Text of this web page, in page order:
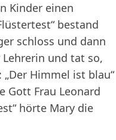
Kinder einen
bestand
schloss und dann
und tat so,
Himmel ist blau“
Gott Frau Leonard
hörte Mary die